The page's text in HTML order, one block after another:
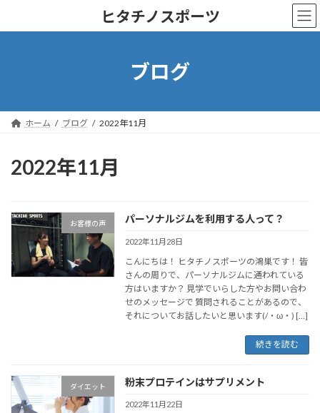
テ
ゲ
ヒタチノスポーツ
ブログ
ホーム ブログ 2022年11月
2022年11月
お客様の声 パーソナルジムを利用する人って？
2022年11月28日
こんにちは！ ヒタチノスポーツの鴻巣です！ 皆
さんの周りで、パーソナルジムに通われている
方はいますか？ 見学でいらした方やお問い合わ
せのメッセージで 質問されることがあるので、
それについてお話したいと思います(/・ω・) […]
続きを読む
ダイエット 粉末プロテインはサプリメント
2022年11月22日